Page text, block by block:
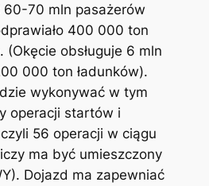
60-70 mln pasażerów
400 000 ton
(Okęcie obsługuje 6 mln
000 ton ładunków).
wykonywać w tym
operacji startów i
56 operacji w ciągu
ma być umieszczony
Dojazd ma zapewniać